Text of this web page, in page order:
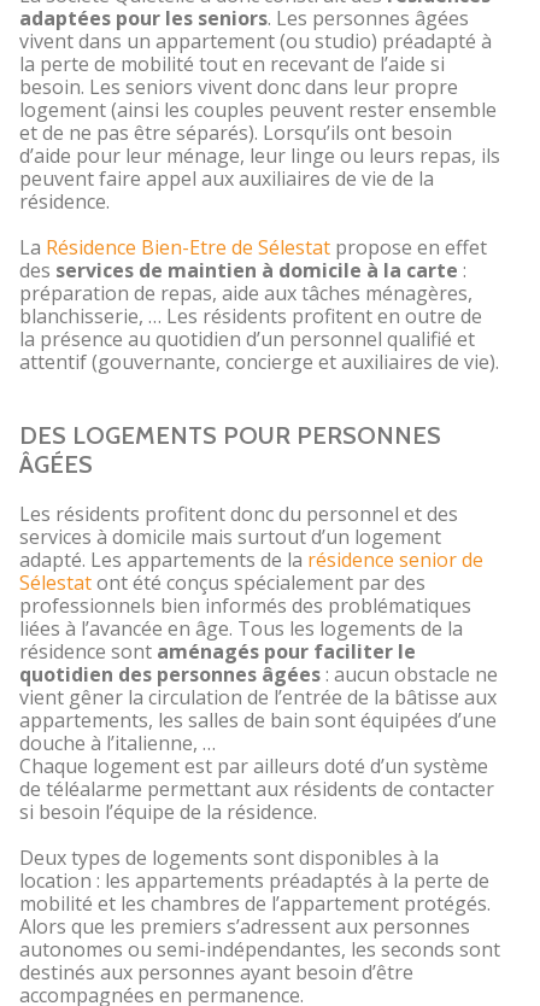
adaptées pour les seniors. Les personnes âgées
vivent dans un appartement (ou studio) préadapté à
la perte de mobilité tout en recevant de l’aide si
besoin. Les seniors vivent donc dans leur propre
logement (ainsi les couples peuvent rester ensemble
et de ne pas être séparés). Lorsqu’ils ont besoin
d’aide pour leur ménage, leur linge ou leurs repas, ils
peuvent faire appel aux auxiliaires de vie de la
résidence.
La Résidence Bien-Etre de Sélestat propose en effet
des services de maintien à domicile à la carte :
préparation de repas, aide aux tâches ménagères,
blanchisserie, … Les résidents profitent en outre de
la présence au quotidien d’un personnel qualifié et
attentif (gouvernante, concierge et auxiliaires de vie).
DES LOGEMENTS POUR PERSONNES
ÂGÉES
Les résidents profitent donc du personnel et des
services à domicile mais surtout d’un logement
adapté. Les appartements de la résidence senior de
Sélestatont été conçus spécialement par des
professionnels bien informés des problématiques
liées à l’avancée en âge. Tous les logements de la
résidence sont aménagés pour faciliter le
quotidien des personnes âgées: aucun obstacle ne
vient gêner la circulation de l’entrée de la bâtisse aux
appartements, les salles de bain sont équipées d’une
douche à l’italienne, …
Chaque logement est par ailleurs doté d’un système
de téléalarme permettant aux résidents de contacter
si besoin l’équipe de la résidence.
Deux types de logements sont disponibles à la
location : les appartements préadaptés à la perte de
mobilité et les chambres de l’appartement protégés.
Alors que les premiers s’adressent aux personnes
autonomes ou semi-indépendantes, les seconds sont
destinés aux personnes ayant besoin d’être
accompagnées en permanence.